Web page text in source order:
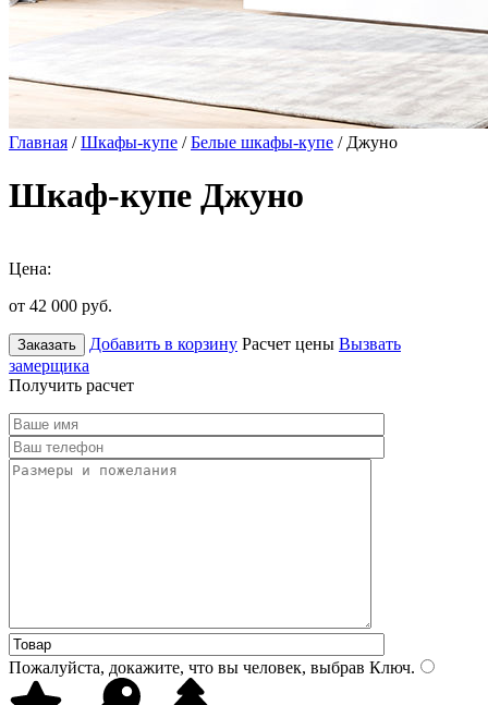
Главная /Шкафы-купе /Белые шкафы-купе / Джуно
Шкаф-купе Джуно
Цена:
от 42 000 руб.
Заказать Добавить в корзину Расчет цены Вызвать
замерщика
Получить расчет
Пожалуйста, докажите, что вы человек, выбрав Ключ.